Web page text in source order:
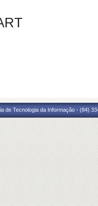
de Tecnologia da Informação - (84)